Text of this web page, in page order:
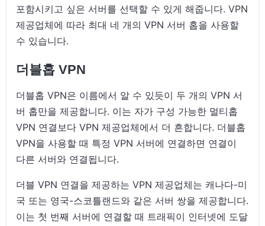
포함시키고 싶은 서버를 선택할 수 있게 해줍니다. VPN
제공업체에 따라 최대 네 개의 VPN 서버 홉을 사용할
수 있습니다.
더블홉 VPN
더블홉 VPN은 이름에서 알 수 있듯이 두 개의 VPN 서
버 홉만을 제공합니다. 이는 자가 구성 가능한 멀티홉
VPN 연결보다 VPN 제공업체에서 더 흔합니다. 더블홉
VPN을 사용할 때 특정 VPN 서버에 연결하면 연결이
다른 서버와 연결됩니다.
더블 VPN 연결을 제공하는 VPN 제공업체는 캐나다-미
국 또는 영국-스코틀랜드와 같은 서버 쌍을 제공합니다.
이는 첫 번째 서버에 연결할 때 트래픽이 인터넷에 도달